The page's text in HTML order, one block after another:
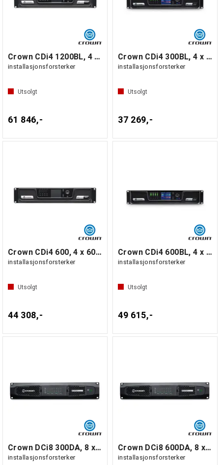
Crown CDi4 1200BL, 4 x 1200W BLU Link
installasjonsforsterker
Utsolgt
61 846,-
Crown CDi4 300BL, 4 x 300W BLU Link
installasjonsforsterker
Utsolgt
37 269,-
Crown CDi4 600, 4 x 600W
installasjonsforsterker
Utsolgt
44 308,-
Crown CDi4 600BL, 4 x 600W BLU Link
installasjonsforsterker
Utsolgt
49 615,-
Crown DCi8 300DA, 8 x 300W DSP Dante
installasjonsforsterker
Crown DCi8 600DA, 8 x 600W DSP Dante
installasjonsforsterker